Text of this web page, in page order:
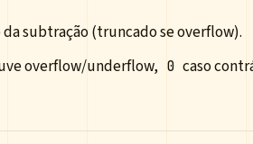
subtração (truncado se overflow).
overflow/underflow, 0 caso